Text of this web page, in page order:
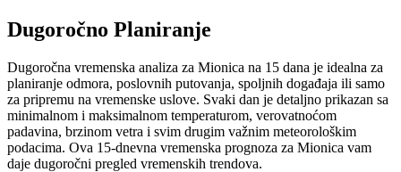
Dugoročno Planiranje
Dugoročna vremenska analiza za Mionica na 15 dana je idealna za
planiranje odmora, poslovnih putovanja, spoljnih događaja ili samo
za pripremu na vremenske uslove. Svaki dan je detaljno prikazan sa
minimalnom i maksimalnom temperaturom, verovatnoćom
padavina, brzinom vetra i svim drugim važnim meteorološkim
podacima. Ova 15-dnevna vremenska prognoza za Mionica vam
daje dugoročni pregled vremenskih trendova.